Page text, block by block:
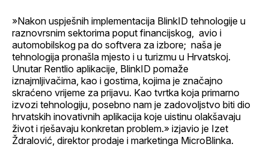
»Nakon uspješnih implementacija BlinkID tehnologije u
raznovrsnim sektorima poput financijskog, avio i
automobilskog pa do softvera za izbore; naša je
tehnologija pronašla mjesto i u turizmu u Hrvatskoj.
Unutar Rentlio aplikacije, BlinkID pomaže
iznajmljivačima, kao i gostima, kojima je značajno
skraćeno vrijeme za prijavu. Kao tvrtka koja primarno
izvozi tehnologiju, posebno nam je zadovoljstvo biti dio
hrvatskih inovativnih aplikacija koje uistinu olakšavaju
život i rješavaju konkretan problem.» izjavio je Izet
Ždralović, direktor prodaje i marketinga MicroBlinka.